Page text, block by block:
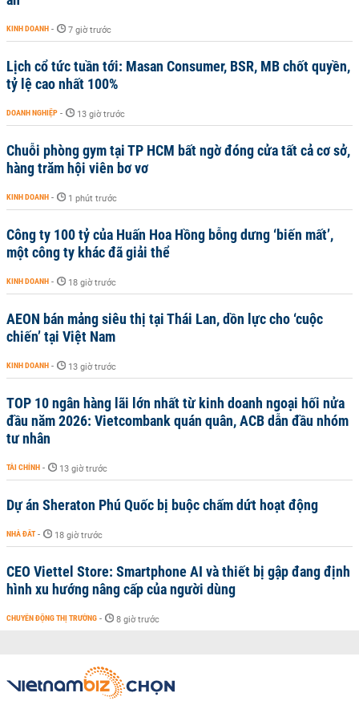
KINH DOANH - 7 giờ trước
Lịch cổ tức tuần tới: Masan Consumer, BSR, MB chốt quyền,
tỷ lệ cao nhất 100%
DOANH NGHIỆP - 13 giờ trước
Chuỗi phòng gym tại TP HCM bất ngờ đóng cửa tất cả cơ sở,
hàng trăm hội viên bơ vơ
KINH DOANH - 1 phút trước
Công ty 100 tỷ của Huấn Hoa Hồng bỗng dưng ‘biến mất’,
một công ty khác đã giải thể
KINH DOANH - 18 giờ trước
AEON bán mảng siêu thị tại Thái Lan, dồn lực cho ‘cuộc
chiến’ tại Việt Nam
KINH DOANH - 13 giờ trước
TOP 10 ngân hàng lãi lớn nhất từ kinh doanh ngoại hối nửa
đầu năm 2026: Vietcombank quán quân, ACB dẫn đầu nhóm
tư nhân
TÀI CHÍNH - 13 giờ trước
Dự án Sheraton Phú Quốc bị buộc chấm dứt hoạt động
NHÀ ĐẤT - 18 giờ trước
CEO Viettel Store: Smartphone AI và thiết bị gập đang định
hình xu hướng nâng cấp của người dùng
CHUYỂN ĐỘNG THỊ TRƯỜNG - 8 giờ trước